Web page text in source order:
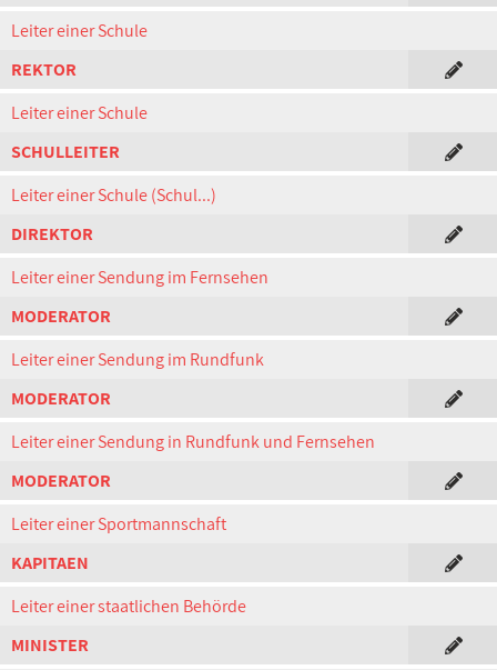
Leiter einer Schule
REKTOR
Leiter einer Schule
SCHULLEITER
Leiter einer Schule (Schul...)
DIREKTOR
Leiter einer Sendung im Fernsehen
MODERATOR
Leiter einer Sendung im Rundfunk
MODERATOR
Leiter einer Sendung in Rundfunk und Fernsehen
MODERATOR
Leiter einer Sportmannschaft
KAPITAEN
Leiter einer staatlichen Behörde
MINISTER